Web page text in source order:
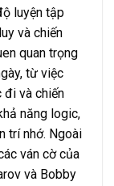
luyện tập
và chiến
quan trọng
từ việc
đi và chiến
năng logic,
trí nhớ. Ngoài
ván cờ của
và Bobby